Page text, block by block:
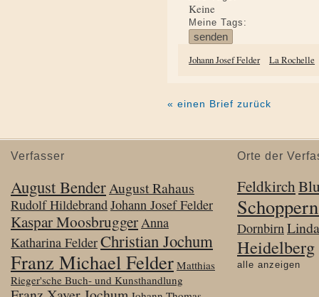
Keine
Meine Tags:
Johann Josef Felder La Rochelle
« einen Brief zurück
Verfasser
August BenderAugust Rahaus
Rudolf HildebrandJohann Josef Felder
Kaspar MoosbruggerAnna
Katharina FelderChristian Jochum
Franz Michael Felder Matthias
Rieger'sche Buch- und Kunsthandlung
Orte der
Feldkirch
Dornbirn
Heidelberg
alle anzeigen